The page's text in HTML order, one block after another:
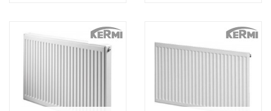
Vergleichen